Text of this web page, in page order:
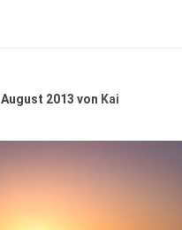
2013 von Kai